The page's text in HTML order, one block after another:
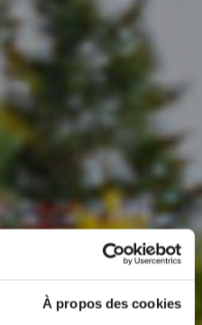
À propos des cookies